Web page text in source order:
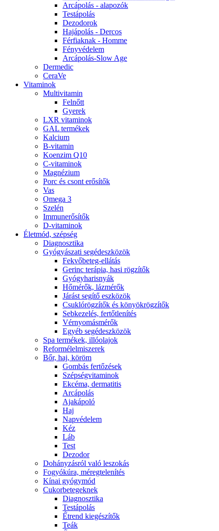
Arcápolás - alapozók
Testápolás
Dezodorok
Hajápolás - Dercos
Férfiaknak - Homme
Fényvédelem
Arcápolás-Slow Age
Dermedic
CeraVe
Vitaminok
Multivitamin
Felnőtt
Gyerek
LXR vitaminok
GAL termékek
Kalcium
B-vitamin
Koenzim Q10
C-vitaminok
Magnézium
Porc és csont erősítők
Vas
Omega 3
Szelén
Immunerősítők
D-vitaminok
Életmód, szépség
Diagnosztika
Gyógyászati segédeszközök
Fekvőbeteg-ellátás
Gerinc terápia, hasi rögzítők
Gyógyharisnyák
Hőmérők, lázmérők
Járást segítő eszközök
Csuklórögzítők és könyökrögzítők
Sebkezelés, fertőtlenítés
Vérnyomásmérők
Egyéb segédeszközök
Spa termékek, illóolajok
Reformélelmiszerek
Bőr, haj, köröm
Gombás fertőzések
Szépségvitaminok
Ekcéma, dermatitis
Arcápolás
Ajakápoló
Haj
Napvédelem
Kéz
Láb
Test
Dezodor
Dohányzásról való leszokás
Fogyókúra, méregtelenítés
Kínai gyógymód
Cukorbetegeknek
Diagnosztika
Testápolás
É́trend kiegészítők
Teák